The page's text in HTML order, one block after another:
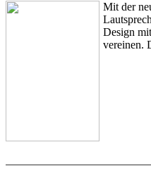
Mit der
Design
vereinen.